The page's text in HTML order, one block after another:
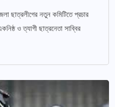
ছাত্রলীগের নতুন কমিটিতে প্রচার
ও ত্যাগী ছাত্রনেতা সাব্বির